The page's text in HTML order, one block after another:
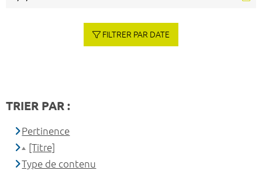
FILTRER PAR DATE
TRIER PAR :
Pertinence
[Titre]
Type de contenu